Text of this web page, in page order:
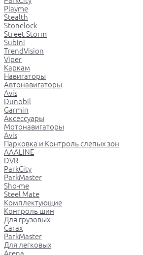
Playme
Stealth
Stonelock
Street Storm
Subini
TrendVision
Viper
Каркам
Навигаторы
Автонавигаторы
Avis
Dunobil
Garmin
Аксессуары
Мотонавигаторы
Avis
Парковка и Контроль слепых зон
AAALINE
DVR
ParkCity
ParkMaster
Sho-me
Steel Mate
Комплектующие
Контроль шин
Для грузовых
Carax
ParkMaster
Для легковых
Arena